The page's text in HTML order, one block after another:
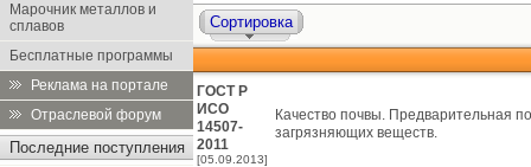
Марочник металлов и
сплавов
Бесплатные программы
Реклама на портале
Отраслевой форум
Последние поступления
Сортировка
ГОСТ Р
ИСО
14507-
2011
[05.09.2013]
Качество почвы. Предварительная
загрязняющих веществ.